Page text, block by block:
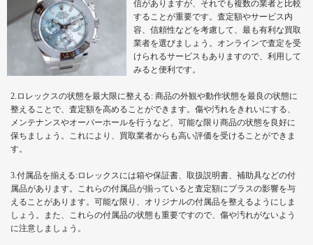
信がありますが、それでも複数の業者と比較
することが重要です。査定額やサービス内
容、信頼性などを考慮して、最も有利な買取
業者を選びましょう。オンラインで査定を受
けられるサービスもありますので、利用して
みると便利です。
2.ロレックスの状態を最大限に整える: 商品の外観や動作状態を最良の状態に
整えることで、査定額を高めることができます。傷や汚れをきれいにする、
メンテナンスやオーバーホールを行うなど、可能な限り商品の状態を良好に
保ちましょう。これにより、買取業者からも高い評価を受けることができま
す。
3.付属品を揃える:ロレックスには箱や保証書、取扱説明書、補助具などの付
属品があります。これらの付属品が揃っていると査定額にプラスの影響を与
えることがあります。可能な限り、オリジナルの付属品を整えるようにしま
しょう。また、これらの付属品の状態も重要ですので、傷や汚れがないよう
に注意しましょう。